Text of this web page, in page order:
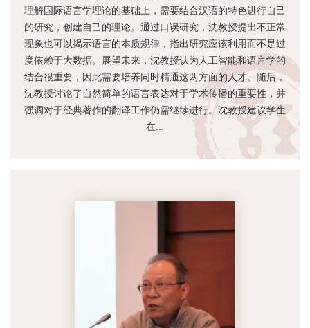
理解国际语言学理论的基础上，需要结合汉语的特色进行自己
的研究，创建自己的理论。通过口误研究，沈教授提出不正常
现象也可以揭示语言的本质规律，指出研究应该利用而不是过
度依赖于大数据。展望未来，沈教授认为人工智能和语言学的
结合很重要，因此需要培养同时精通这两方面的人才。随后，
沈教授讨论了自然简单的语言表达对于学术传播的重要性，并
强调对于经典著作的翻译工作仍需继续进行。沈教授建议学生
在...